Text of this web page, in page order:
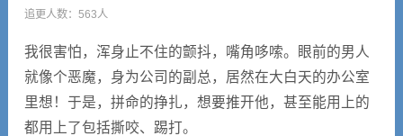
滴滴车主司机端下
载
小说短剧
追更人数：563人
我很害怕，浑身止不住的颤抖，嘴角哆嗦。眼前的男人
就像个恶魔，身为公司的副总，居然在大白天的办公室
里想！于是，拼命的挣扎，想要推开他，甚至能用上的
都用上了包括撕咬、踢打。